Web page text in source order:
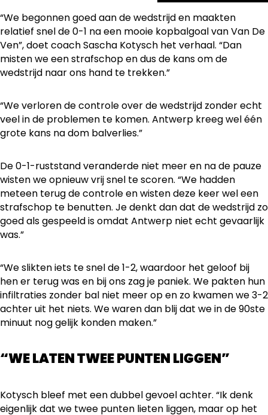
“We begonnen goed aan de wedstrijd en maakten
relatief snel de 0-1 na een mooie kopbalgoal van Van De
Ven”, doet coach Sascha Kotysch het verhaal. “Dan
misten we een strafschop en dus de kans om de
wedstrijd naar ons hand te trekken.”
“We verloren de controle over de wedstrijd zonder echt
veel in de problemen te komen. Antwerp kreeg wel één
grote kans na dom balverlies.”
De 0-1-ruststand veranderde niet meer en na de pauze
wisten we opnieuw vrij snel te scoren. “We hadden
meteen terug de controle en wisten deze keer wel een
strafschop te benutten. Je denkt dan dat de wedstrijd zo
goed als gespeeld is omdat Antwerp niet echt gevaarlijk
was.”
“We slikten iets te snel de 1-2, waardoor het geloof bij
hen er terug was en bij ons zag je paniek. We pakten hun
infiltraties zonder bal niet meer op en zo kwamen we 3-2
achter uit het niets. We waren dan blij dat we in de 90ste
minuut nog gelijk konden maken.”
“WE LATEN TWEE PUNTEN LIGGEN”
Kotysch bleef met een dubbel gevoel achter. “Ik denk
eigenlijk dat we twee punten lieten liggen, maar op het